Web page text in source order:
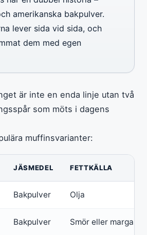
amerikanska bakpulver.
lever sida vid sida, och
dem med egen
är inte en enda linje utan två
som möts i dagens
muffinsvarianter:
muffinsvarianter
JÄSMEDEL FETTKÄLLA
Bakpulver Olja
Bakpulver Smör eller margarin